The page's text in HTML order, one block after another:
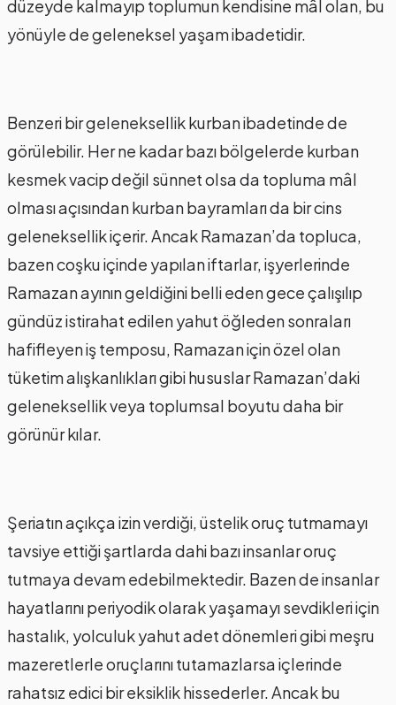
düzeyde kalmayıp toplumun kendisine mâl olan, bu
yönüyle de geleneksel yaşam ibadetidir.
Benzeri bir geleneksellik kurban ibadetinde de
görülebilir. Her ne kadar bazı bölgelerde kurban
kesmek vacip değil sünnet olsa da topluma mâl
olması açısından kurban bayramları da bir cins
geleneksellik içerir. Ancak Ramazan’da topluca,
bazen coşku içinde yapılan iftarlar, işyerlerinde
Ramazan ayının geldiğini belli eden gece çalışılıp
gündüz istirahat edilen yahut öğleden sonraları
hafifleyen iş temposu, Ramazan için özel olan
tüketim alışkanlıkları gibi hususlar Ramazan’daki
geleneksellik veya toplumsal boyutu daha bir
görünür kılar.
Şeriatın açıkça izin verdiği, üstelik oruç tutmamayı
tavsiye ettiği şartlarda dahi bazı insanlar oruç
tutmaya devam edebilmektedir. Bazen de insanlar
hayatlarını periyodik olarak yaşamayı sevdikleri için
hastalık, yolculuk yahut adet dönemleri gibi meşru
mazeretlerle oruçlarını tutamazlarsa içlerinde
rahatsız edici bir eksiklik hissederler. Ancak bu